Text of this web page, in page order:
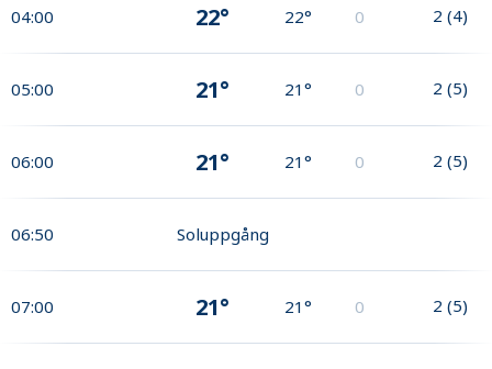
04:00 22° 22° 0 2 (4)
05:00 21° 21° 0 2 (5)
06:00 21° 21° 0 2 (5)
06:50 Soluppgång
07:00 21° 21° 0 2 (5)